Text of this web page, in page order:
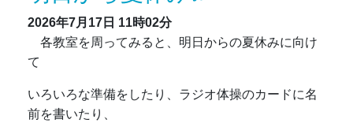
2026年7月17日 11時02分
各教室を周ってみると、明日からの夏休みに向け
て
いろいろな準備をしたり、ラジオ体操のカードに名
前を書いたり、